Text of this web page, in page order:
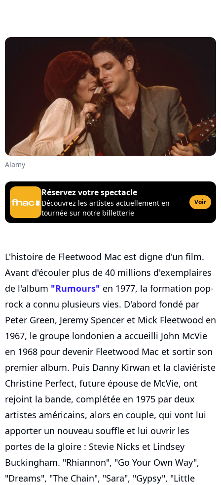
Alamy
Réservez votre spectacle
Découvrez les artistes actuellement en
tournée sur notre billetterie
Voir
L'histoire de Fleetwood Mac est digne d'un film.
Avant d'écouler plus de 40 millions d'exemplaires
de l'album "Rumours" en 1977, la formation pop-
rock a connu plusieurs vies. D'abord fondé par
Peter Green, Jeremy Spencer et Mick Fleetwood en
1967, le groupe londonien a accueilli John McVie
en 1968 pour devenir Fleetwood Mac et sortir son
premier album. Puis Danny Kirwan et la claviériste
Christine Perfect, future épouse de McVie, ont
rejoint la bande, complétée en 1975 par deux
artistes américains, alors en couple, qui vont lui
apporter un nouveau souffle et lui ouvrir les
portes de la gloire : Stevie Nicks et Lindsey
Buckingham. "Rhiannon", "Go Your Own Way",
"Dreams", "The Chain", "Sara", "Gypsy", "Little